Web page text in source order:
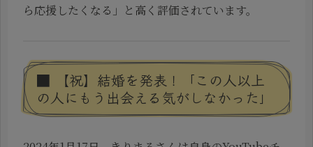
ら応援したくなる」と高く評価されています。
■ 【祝】結婚を発表！「この人以上
の人にもう出会える気がしなかった」